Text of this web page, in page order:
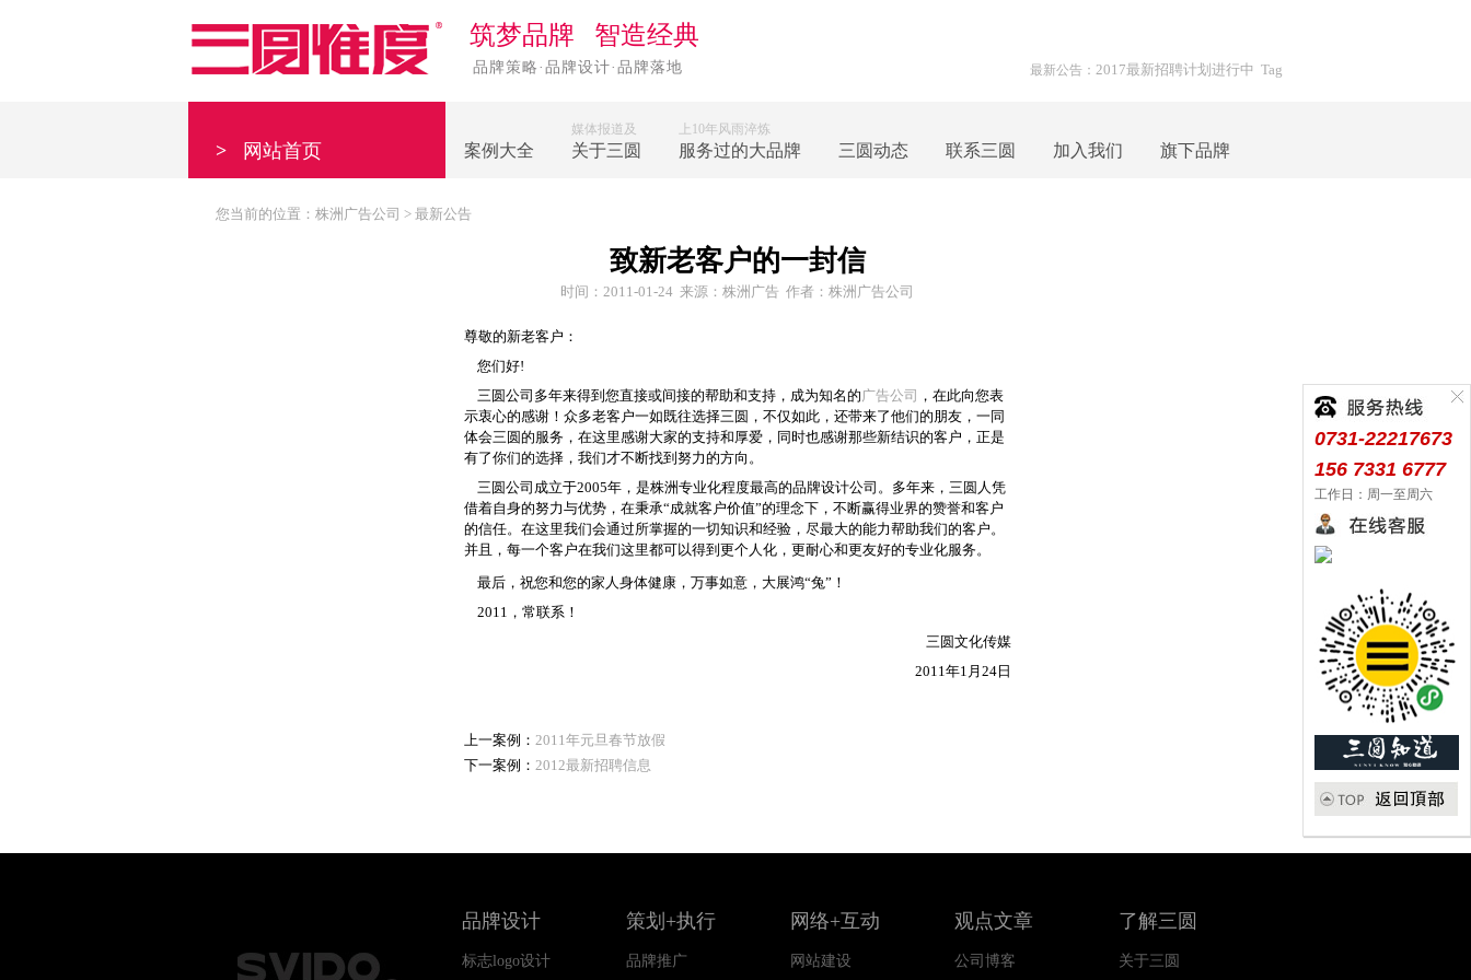
最新公告： 2017最新招聘计划进行中 Tag
筑梦品牌 智造经典
品牌策略·品牌设计·品牌落地
> 网站首页 案例大全
媒体报道及
关于三圆
上10年风雨淬炼
服务过的大品牌 三圆动态 联系三圆 加入我们 旗下品牌
您当前的位置： 株洲广告公司 > 最新公告
致新老客户的一封信
时间：2011-01-24 来源： 株洲广告 作者： 株洲广告公司
尊敬的新老客户：
您们好!
三圆公司多年来得到您直接或间接的帮助和支持，成为知名的广告公司 ，在此向您表
示衷心的感谢！众多老客户一如既往选择三圆，不仅如此，还带来了他们的朋友，一同
体会三圆的服务，在这里感谢大家的支持和厚爱，同时也感谢那些新结识的客户，正是
有了你们的选择，我们才不断找到努力的方向。
三圆公司成立于2005年，是株洲专业化程度最高的品牌设计公司。多年来，三圆人凭
借着自身的努力与优势，在秉承“成就客户价值”的理念下，不断赢得业界的赞誉和客户
的信任。在这里我们会通过所掌握的一切知识和经验，尽最大的能力帮助我们的客户。
并且，每一个客户在我们这里都可以得到更个人化，更耐心和更友好的专业化服务。
最后，祝您和您的家人身体健康，万事如意，大展鸿“兔”！
2011，常联系！
三圆文化传媒
2011年1月24日
上一案例： 2011年元旦春节放假
下一案例： 2012最新招聘信息
品牌设计
标志logo设计
策划+执行
品牌推广
网络+互动
网站建设
观点文章
公司博客
了解三圆
关于三圆
0731-22217673
156 7331 6777
工作日：周一至周六